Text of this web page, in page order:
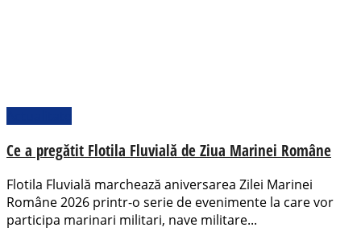
Ce a pregătit Flotila Fluvială de Ziua Marinei Române
Flotila Fluvială marchează aniversarea Zilei Marinei
Române 2026 printr-o serie de evenimente la care vor
participa marinari militari, nave militare...